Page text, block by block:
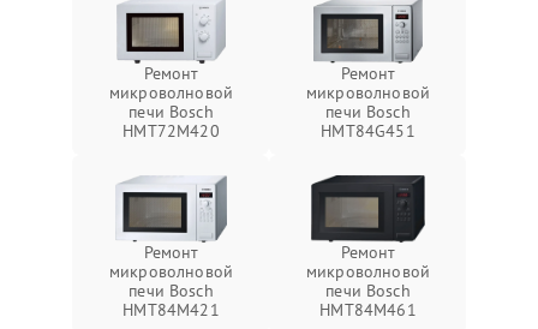
Ремонт
микроволновой
печи Bosch
HMT72M420
Ремонт
микроволновой
печи Bosch
HMT84G451
Ремонт
микроволновой
печи Bosch
HMT84M421
Ремонт
микроволновой
печи Bosch
HMT84M461